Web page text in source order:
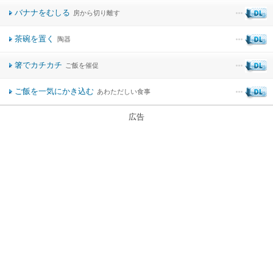
バナナをむしる 房から切り離す
茶碗を置く 陶器
箸でカチカチ ご飯を催促
ご飯を一気にかき込む あわただしい食事
広告